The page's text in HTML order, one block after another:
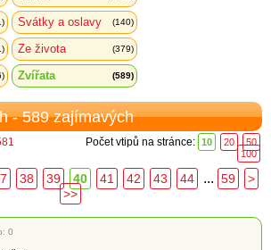
Svátky a oslavy (140)
Ze života (379)
Zvířata (589)
- 589 zajímavých
Počet vtipů na stránce: 10 20
50
100
38 39 40 41 42 43 44 ... 59
>
>>
0